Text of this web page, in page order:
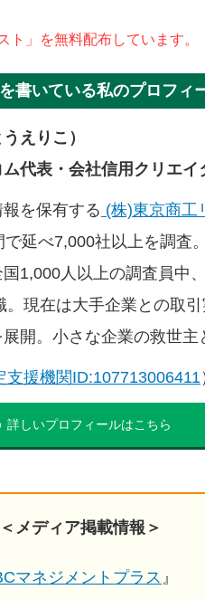
」を無料配布しています。
書いている私のプロフィ
えりこ）
代表・会社信用クリエイ
を保有する (株)東京商工
で延べ7,000社以上を調査
1,000人以上の調査員中
。現在は大手企業との取
開。小さな企業の救世主
支援機関ID:107713006411
詳しいプロフィールはこちら
＜メディア掲載情報＞
マネジメントプラス 』